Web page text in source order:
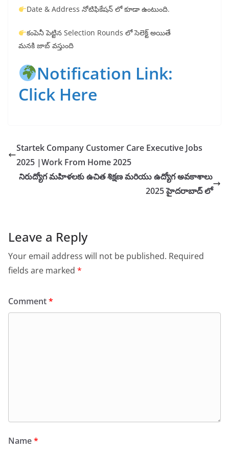
Date & Address నోటిఫికేషన్ లో కూడా ఉంటుంది.
కంపెనీ పెట్టిన Selection Rounds లో సెలెక్ట్ అయితే
మనకి జాబ్ వస్తుంది
Notification Link:
Click Here
Startek Company Customer Care Executive Jobs
2025 |Work From Home 2025
నిరుద్యోగ మహిళలకు ఉచిత శిక్షణ మరియు ఉద్యోగ అవకాశాలు
2025 హైదరాబాద్ లో
Leave a Reply
Your email address will not be published. Required
fields are marked *
Comment*
Name*